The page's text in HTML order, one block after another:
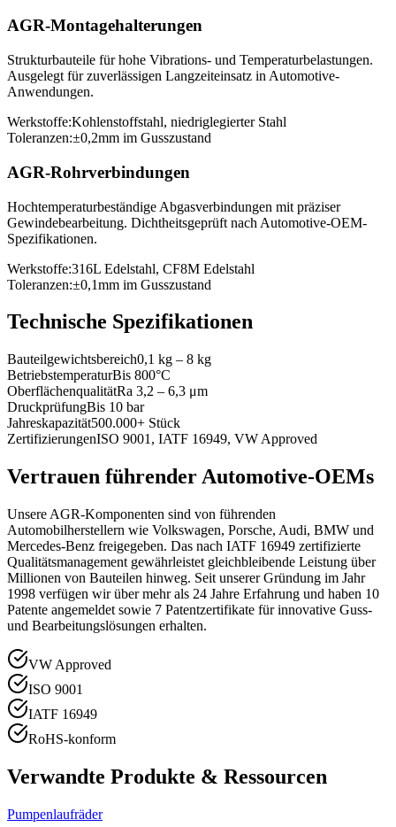
AGR-Montagehalterungen
Strukturbauteile für hohe Vibrations- und Temperaturbelastungen.
Ausgelegt für zuverlässigen Langzeiteinsatz in Automotive-
Anwendungen.
Werkstoffe:Kohlenstoffstahl, niedriglegierter Stahl
Toleranzen:±0,2mm im Gusszustand
AGR-Rohrverbindungen
Hochtemperaturbeständige Abgasverbindungen mit präziser
Gewindebearbeitung. Dichtheitsgeprüft nach Automotive-OEM-
Spezifikationen.
Werkstoffe:316L Edelstahl, CF8M Edelstahl
Toleranzen:±0,1mm im Gusszustand
Technische Spezifikationen
Bauteilgewichtsbereich0,1 kg – 8 kg
BetriebstemperaturBis 800°C
OberflächenqualitätRa 3,2 – 6,3 μm
DruckprüfungBis 10 bar
Jahreskapazität500.000+ Stück
ZertifizierungenISO 9001, IATF 16949, VW Approved
Vertrauen führender Automotive-OEMs
Unsere AGR-Komponenten sind von führenden
Automobilherstellern wie Volkswagen, Porsche, Audi, BMW und
Mercedes-Benz freigegeben. Das nach IATF 16949 zertifizierte
Qualitätsmanagement gewährleistet gleichbleibende Leistung über
Millionen von Bauteilen hinweg. Seit unserer Gründung im Jahr
1998 verfügen wir über mehr als 24 Jahre Erfahrung und haben 10
Patente angemeldet sowie 7 Patentzertifikate für innovative Guss-
und Bearbeitungslösungen erhalten.
VW Approved
ISO 9001
IATF 16949
RoHS-konform
Verwandte Produkte & Ressourcen
Pumpenlaufräder